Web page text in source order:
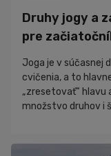
Druhy jogy a
pre
Joga je v súčasnej
cvičenia, a to
„zresetovať“ hlavu
množstvo druhov i
zdravotného